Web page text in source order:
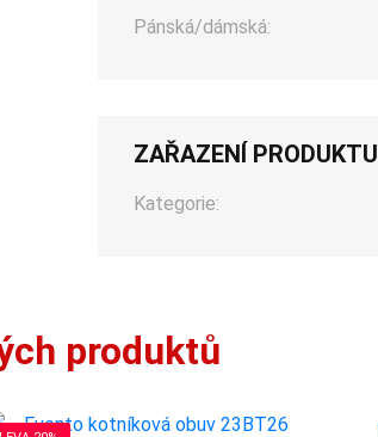
Pánská/dámská:
ZAŘAZENÍ PRODUKTU
Kategorie:
produktů